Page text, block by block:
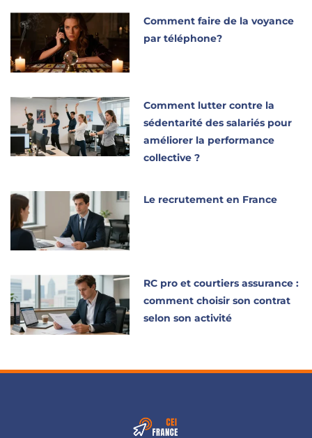
Comment faire de la voyance
par téléphone?
Comment lutter contre la
sédentarité des salariés pour
améliorer la performance
collective ?
Le recrutement en France
RC pro et courtiers assurance :
comment choisir son contrat
selon son activité